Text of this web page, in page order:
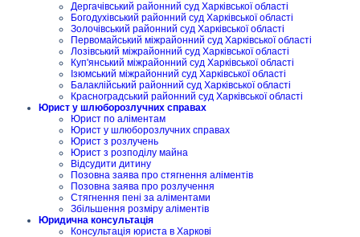
Дергачівський районний суд Харківської області
Богодухівський районний суд Харківської області
Золочівський районний суд Харківської області
Первомайський міжрайонний суд Харківської області
Лозівський міжрайонний суд Харківської області
Куп'янський міжрайонний суд Харківської області
Ізюмський міжрайонний суд Харківської області
Балаклійський районний суд Харківської області
Красноградський районний суд Харківської області
Юрист у шлюборозлучних справах
Юрист по аліментам
Юрист у шлюборозлучних справах
Юрист з розлучень
Юрист з розподілу майна
Відсудити дитину
Позовна заява про стягнення аліментів
Позовна заява про розлучення
Стягнення пені за аліментами
Збільшення розміру аліментів
Юридична консультація
Консультація юриста в Харкові